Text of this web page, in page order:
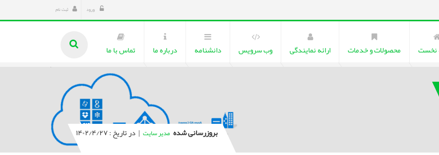
ورود ثبت نام
محصولات و خدمات ارائه نمایندگی وب سرویس دانشنامه درباره ما تماس با ما
بروزرسانی شده مدیر سایت | در تاریخ : ۱۴۰۲/۴/۲۷